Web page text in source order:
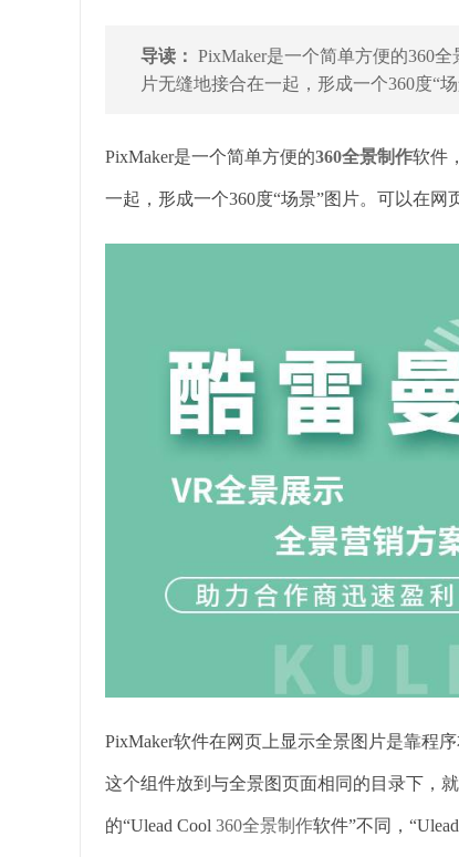
导读： PixMaker是一个简单方便的360
片无缝地接合在一起，形成一个360度“
PixMaker是一个简单方便的360全景制作软件
一起，形成一个360度“场景”图片。可以在网
PixMaker软件在网页上显示全景图片是靠程
这个组件放到与全景图页面相同的目录下，
的“Ulead Cool 360全景制作软件”不同，